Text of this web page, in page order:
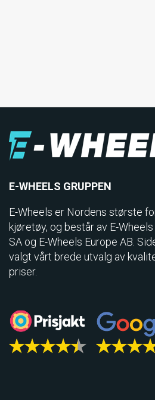
E-WHEELS GRUPPEN
E-Wheels er Nordens største
kjøretøy, og består av E-
SA og E-Wheels Europe AB.
valgt vårt brede utvalg av
priser.